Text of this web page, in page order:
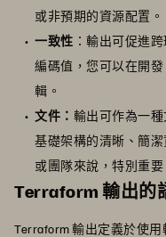
或非預期的資源配置。
一致性 ：輸出可促進
編碼值，您可以在開
輯。
文件： 輸出可作為一
基礎架構的清晰、簡
或團隊來說，特別重要
Terraform 輸出的
Terraform 輸出定義於使